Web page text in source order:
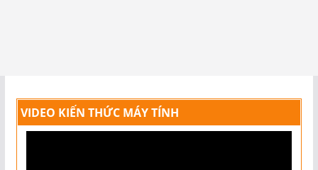
VIDEO KIẾN THỨC MÁY TÍNH